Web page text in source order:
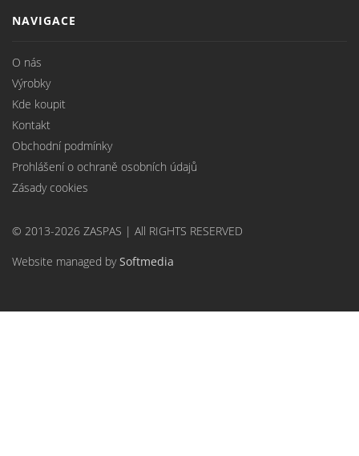
NAVIGACE
O nás
Výrobky
Kde koupit
Kontakt
Obchodní podmínky
Prohlášení o ochraně osobních údajů
Zásady cookies
© 2013-2026 ZASPAS | All RIGHTS RESERVED
Website managed bySoftmedia